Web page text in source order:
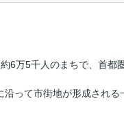
6万5千人のまちで、首都
沿って市街地が形成され